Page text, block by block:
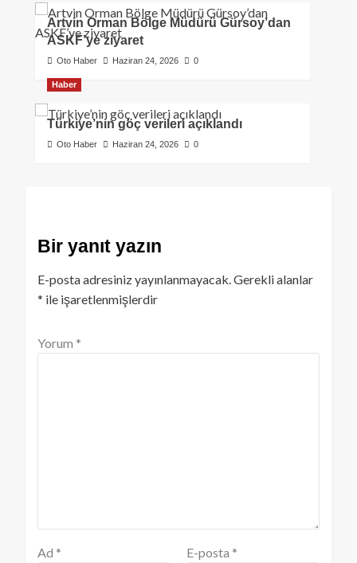
Artvin Orman Bölge Müdürü Gürsoy’dan
ASKF’ye ziyaret
Oto Haber Haziran 24, 2026 0
Haber
Türkiye’nin göç verileri açıklandı
Oto Haber Haziran 24, 2026 0
Bir yanıt yazın
E-posta adresiniz yayınlanmayacak.Gerekli alanlar
* ile işaretlenmişlerdir
Yorum *
Ad * E-posta *